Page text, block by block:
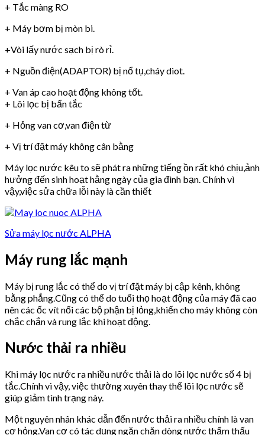
+ Tắc màng RO
+ Máy bơm bị mòn bi.
+Vòi lấy nước sạch bị rò rỉ.
+ Nguồn điện(ADAPTOR) bị nổ tụ,cháy diot.
+ Van áp cao hoạt động không tốt.
+ Lõi lọc bị bẩn tắc
+ Hỏng van cơ,van điện từ
+ Vị trí đặt máy không cân bằng
Máy lọc nước kêu to sẽ phát ra những tiếng ồn rất khó chịu,ảnh
hưởng đến sinh hoạt hằng ngày của gia đình bạn. Chính vì
vậy,việc sửa chữa lỗi này là cần thiết
Sửa máy lọc nước ALPHA
Máy rung lắc mạnh
Máy bị rung lắc có thể do vị trí đặt máy bị cập kênh, không
bằng phẳng.Cũng có thể do tuổi thọ hoạt động của máy đã cao
nên các ốc vít nối các bộ phận bị lỏng,khiến cho máy không còn
chắc chắn và rung lắc khi hoạt động.
Nước thải ra nhiều
Khi máy lọc nước ra nhiều nước thải là do lõi lọc nước số 4 bị
tắc.Chính vì vậy, việc thường xuyên thay thế lõi lọc nước sẽ
giúp giảm tình trạng này.
Một nguyên nhân khác dẫn đến nước thải ra nhiều chính là van
cơ hỏng.Van cơ có tác dụng ngăn chặn dòng nước thẩm thấu